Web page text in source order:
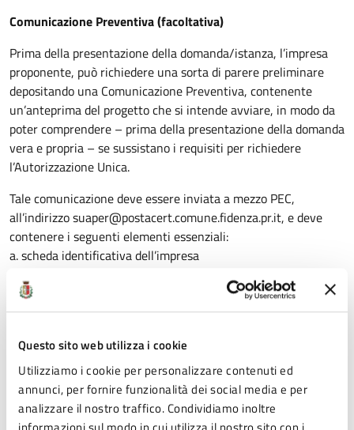
Questo sito web utilizza i cookie
Utilizziamo i cookie per personalizzare contenuti ed
annunci, per fornire funzionalità dei social media e per
analizzare il nostro traffico. Condividiamo inoltre
Comunicazione Preventiva (facoltativa)
Prima della presentazione della domanda/istanza, l’impresa
proponente, può richiedere una sorta di parere preliminare
depositando una Comunicazione Preventiva, contenente
un’anteprima del progetto che si intende avviare, in modo da
poter comprendere – prima della presentazione della domanda
vera e propria – se sussistano i requisiti per richiedere
l’Autorizzazione Unica.
Tale comunicazione deve essere inviata a mezzo PEC,
all’indirizzo suaper@postacert.comune.fidenza.pr.it, e deve
contenere i seguenti elementi essenziali:
a. scheda identificativa dell’impresa
c. descrizione del progetto che evidenzia quanto meno se
trattasi di: nuovo insediamento, ampliamento di insediamento
d. illustrazione sintetica a dimostrazione della sussistenza del
nesso economico-funzionale col porto o con i porti interessati
e. rispetto dei criteri di raccomandazione in termini di: saldo
occupazionale e sostenibilità energetica;